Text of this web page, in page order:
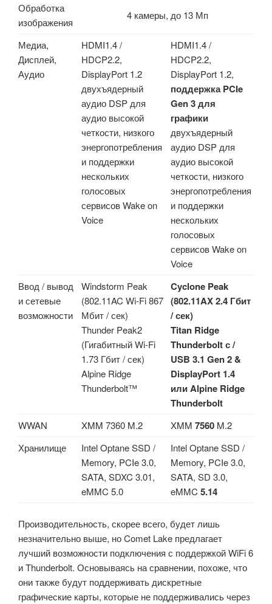
Обработка
изображения
4 камеры, до 13 Мп
Медиа,
Дисплей,
Аудио
HDMI1.4 /
HDCP2.2,
DisplayPort 1.2
двухъядерный
аудио DSP для
аудио высокой
четкости, низкого
энергопотребления
и поддержки
нескольких
голосовых
сервисов Wake on
Voice
HDMI1.4 /
HDCP2.2,
DisplayPort 1.2,
поддержка PCIe
Gen 3 для
графики
двухъядерный
аудио DSP для
аудио высокой
четкости, низкого
энергопотребления
и поддержки
нескольких
голосовых
сервисов Wake on
Voice
Ввод / вывод
и сетевые
возможности
Windstorm Peak
(802.11AC Wi-Fi 867
Мбит / сек)
Thunder Peak2
(Гигабитный Wi-Fi
1.73 Гбит / сек)
Alpine Ridge
Thunderbolt™
Cyclone Peak
(802.11AX 2.4 Гбит
/ сек)
Titan Ridge
Thunderbolt с /
USB 3.1 Gen 2 &
DisplayPort 1.4
или Alpine Ridge
Thunderbolt
WWAN XMM 7360 M.2 XMM 7560 M.2
Хранилище
Intel Optane SSD /
Memory, PCIe 3.0,
SATA, SDXC 3.01,
eMMC 5.0
Intel Optane SSD /
Memory, PCIe 3.0,
SATA, SD 3.0,
eMMC 5.14
Производительность, скорее всего, будет лишь
незначительно выше, но Comet Lake предлагает
лучший возможности подключения с поддержкой WiFi 6
и Thunderbolt. Основываясь на сравнении, похоже, что
они также будут поддерживать дискретные
графические карты, которые не поддерживались через